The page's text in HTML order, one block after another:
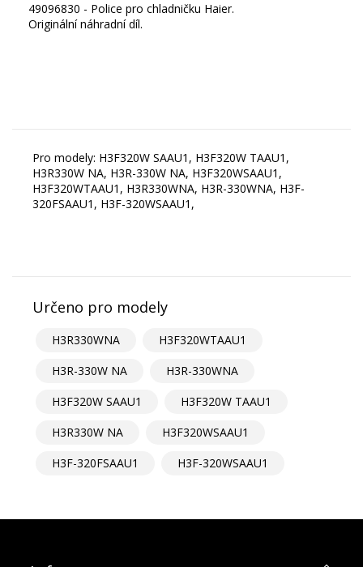
49096830 - Police pro chladničku Haier.
Originální náhradní díl.
Pro modely: H3F320W SAAU1, H3F320W TAAU1,
H3R330W NA, H3R-330W NA, H3F320WSAAU1,
H3F320WTAAU1, H3R330WNA, H3R-330WNA, H3F-
320FSAAU1, H3F-320WSAAU1,
Určeno pro modely
H3R330WNA
H3F320WTAAU1
H3R-330W NA
H3R-330WNA
H3F320W SAAU1
H3F320W TAAU1
H3R330W NA
H3F320WSAAU1
H3F-320FSAAU1
H3F-320WSAAU1